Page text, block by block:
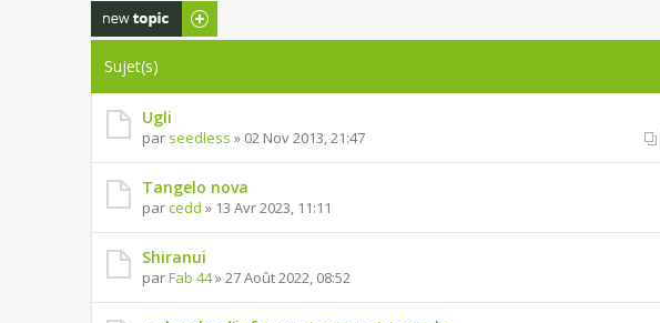
Publier un
nouveau sujet
Sujet(s)
Ugli
par seedless » 02 Nov 2013, 21:47
Tangelo nova
parcedd » 13 Avr 2023, 11:11
Shiranui
parFab 44» 27 Août 2022, 08:52